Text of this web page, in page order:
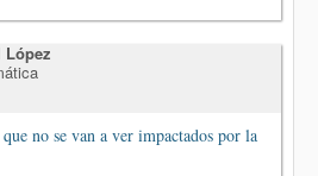
López
que no se van a ver impactados por la